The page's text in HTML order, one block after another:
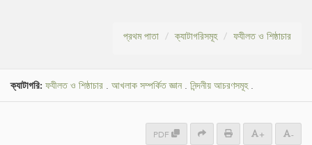
প্রথম পাতা ক্যাটাগরিসমূহ ফযীলত ও শিষ্ঠাচার
ক্যাটাগরি: ফযীলত ও শিষ্ঠাচার . আখলাক সম্পর্কিত জ্ঞান. নিন্দনীয় আচরণসমূহ.
PDF + -